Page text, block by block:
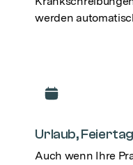
werden
Urlaub,
Auch wenn Ihre